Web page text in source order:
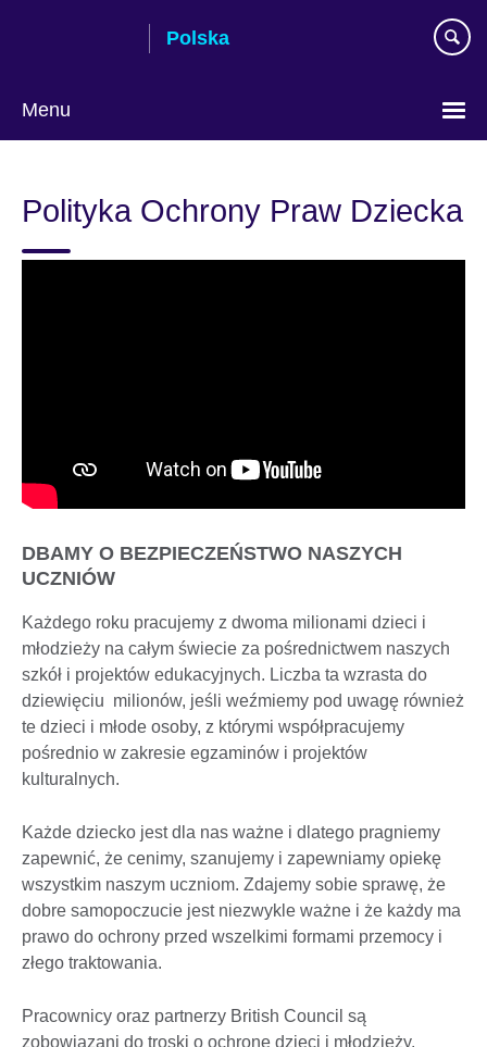
Polska
Menu
Polityka Ochrony Praw Dziecka
DBAMY O BEZPIECZEŃSTWO NASZYCH
UCZNIÓW
Każdego roku pracujemy z dwoma milionami dzieci i
młodzieży na całym świecie za pośrednictwem naszych
szkół i projektów edukacyjnych. Liczba ta wzrasta do
dziewięciu milionów, jeśli weźmiemy pod uwagę również
te dzieci i młode osoby, z którymi współpracujemy
pośrednio w zakresie egzaminów i projektów
kulturalnych.
Każde dziecko jest dla nas ważne i dlatego pragniemy
zapewnić, że cenimy, szanujemy i zapewniamy opiekę
wszystkim naszym uczniom. Zdajemy sobie sprawę, że
dobre samopoczucie jest niezwykle ważne i że każdy ma
prawo do ochrony przed wszelkimi formami przemocy i
złego traktowania.
Pracownicy oraz partnerzy British Council są
zobowiązani do troski o ochronę dzieci i młodzieży.